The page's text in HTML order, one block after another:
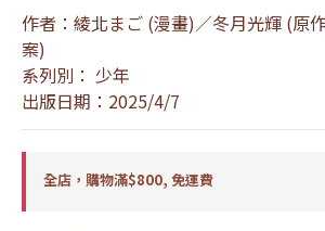
作者：綾北まご (漫畫)／冬月光輝 (原
案)
系列別： 少年
出版日期：2025/4/7
全店，購物滿$800, 免運費